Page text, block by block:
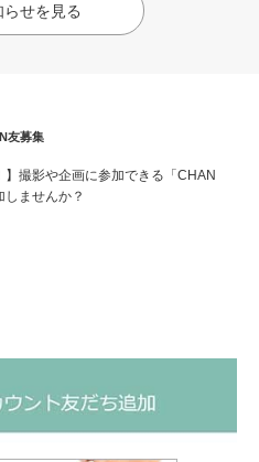
せを見る
友募集
】撮影や企画に参加できる「CHAN
しませんか？